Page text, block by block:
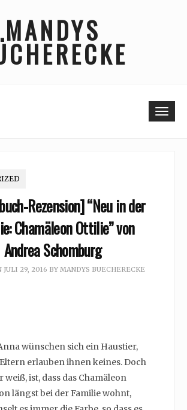
MANDYS
Rezension] “Neu in der
Chamäleon Ottilie” von
Andrea Schomburg
JULI 29, 2016 BY MANDYS BUECHERECKE
wünschen sich ein Haustier,
erlauben ihnen keines. Doch
weiß, ist, dass das Chamäleon
längst bei der Familie wohnt,